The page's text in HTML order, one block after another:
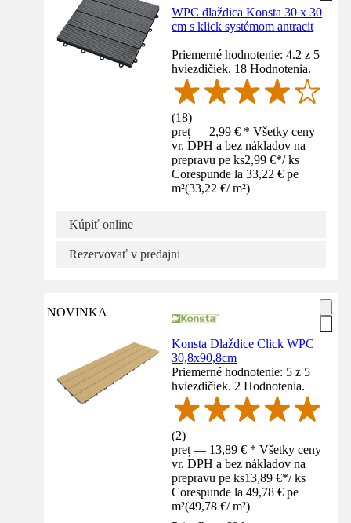
WPC dlaždica Konsta 30 x 30
cm s klick systémom antracit
Priemerné hodnotenie: 4.2 z 5
hviezdičiek. 18 Hodnotenia.
(18)
preț — 2,99 € * Všetky ceny
vr. DPH a bez nákladov na
prepravu pe ks2,99 €*/ ks
Corespunde la 33,22 € pe
m²(33,22 €/ m²)
Kúpiť online
Rezervovať v predajni
NOVINKA
Konsta Dlaždice Click WPC
30,8x90,8cm
Priemerné hodnotenie: 5 z 5
hviezdičiek. 2 Hodnotenia.
(2)
preț — 13,89 € * Všetky ceny
vr. DPH a bez nákladov na
prepravu pe ks13,89 €*/ ks
Corespunde la 49,78 € pe
m²(49,78 €/ m²)